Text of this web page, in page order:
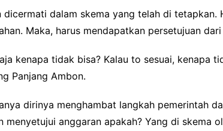
dalam skema yang telah di
Maka, harus mendapatkan persetujuan dari
kenapa tidak bisa? Kalau to sesuai, kenapa
Panjang Ambon.
dirinya menghambat langkah pemerintah
anggaran apakah? Yang di skema